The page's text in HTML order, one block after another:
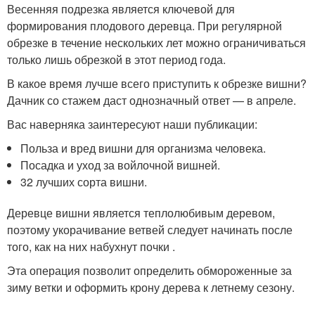
Весенняя подрезка является ключевой для
формирования плодового деревца. При регулярной
обрезке в течение нескольких лет можно ограничиваться
только лишь обрезкой в этот период года.
В какое время лучше всего приступить к обрезке вишни?
Дачник со стажем даст однозначный ответ — в апреле.
Вас наверняка заинтересуют наши публикации:
Польза и вред вишни для организма человека.
Посадка и уход за войлочной вишней.
32 лучших сорта вишни.
Деревце вишни является теплолюбивым деревом,
поэтому укорачивание ветвей следует начинать после
того, как на них набухнут почки .
Эта операция позволит определить обмороженные за
зиму ветки и оформить крону дерева к летнему сезону.